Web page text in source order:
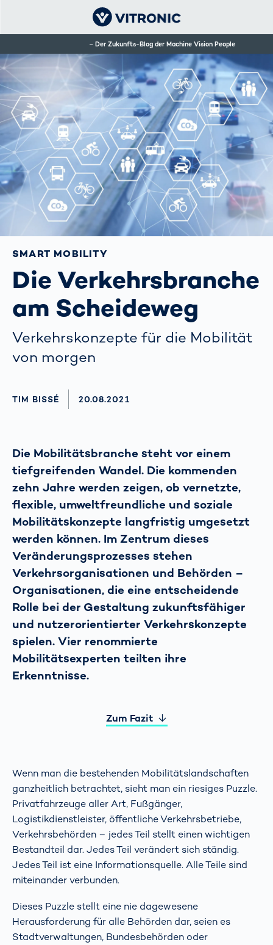
Der Zukunfts-Blog der Machine Vision People
SMART MOBILITY
Die Verkehrsbranche
am Scheideweg
Verkehrskonzepte für die Mobilität
von morgen
AUTHOR
TIM BISSÉ AKTUALISIERT AM:
20.08.2021
Die Mobilitätsbranche steht vor einem
tiefgreifenden Wandel. Die kommenden
zehn Jahre werden zeigen, ob vernetzte,
flexible, umweltfreundliche und soziale
Mobilitätskonzepte langfristig umgesetzt
werden können. Im Zentrum dieses
Veränderungsprozesses stehen
Verkehrsorganisationen und Behörden –
Organisationen, die eine entscheidende
Rolle bei der Gestaltung zukunftsfähiger
und nutzerorientierter Verkehrskonzepte
spielen. Vier renommierte
Mobilitätsexperten teilten ihre
Erkenntnisse.
Zum Fazit
Wenn man die bestehenden Mobilitätslandschaften
ganzheitlich betrachtet, sieht man ein riesiges Puzzle.
Privatfahrzeuge aller Art, Fußgänger,
Logistikdienstleister, öffentliche Verkehrsbetriebe,
Verkehrsbehörden – jedes Teil stellt einen wichtigen
Bestandteil dar. Jedes Teil verändert sich ständig.
Jedes Teil ist eine Informationsquelle. Alle Teile sind
miteinander verbunden.
Dieses Puzzle stellt eine nie dagewesene
Herausforderung für alle Behörden dar, seien es
Stadtverwaltungen, Bundesbehörden oder